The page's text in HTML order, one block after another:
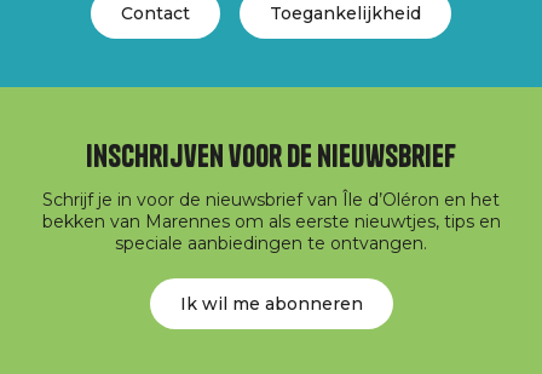
Contact Toegankelijkheid
Inschrijven voor de nieuwsbrief
Schrijf je in voor de nieuwsbrief van Île d’Oléron en het
bekken van Marennes om als eerste nieuwtjes, tips en
speciale aanbiedingen te ontvangen.
Ik wil me abonneren